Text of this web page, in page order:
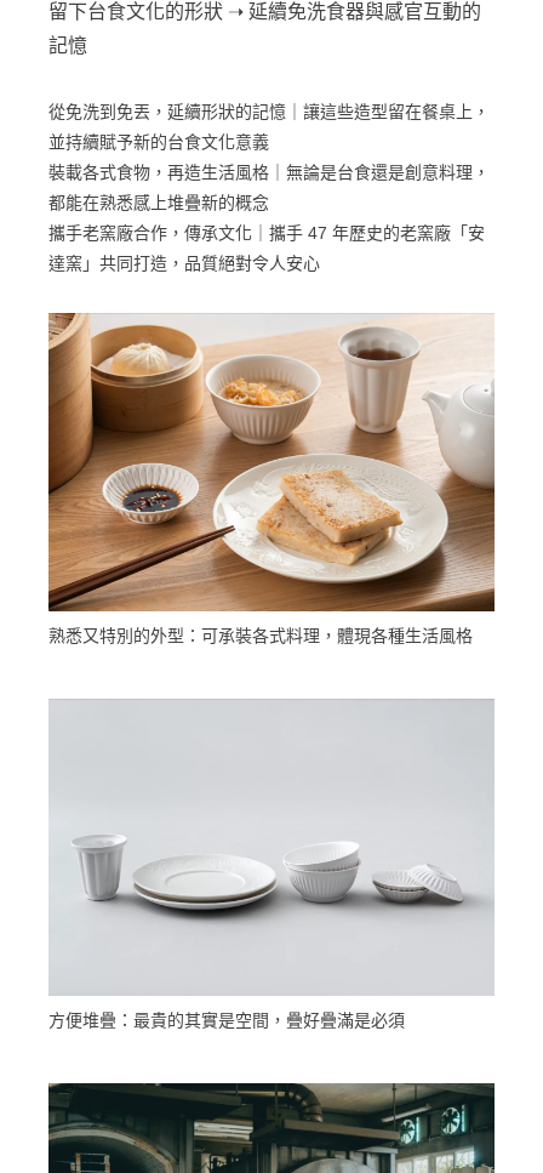
留下台食文化的形狀 ➝ 延續免洗食器與感官互動的
記憶
從免洗到免丟，延續形狀的記憶｜讓這些造型留在餐桌上，
並持續賦予新的台食文化意義
裝載各式食物，再造生活風格｜無論是台食還是創意料理，
都能在熟悉感上堆疊新的概念
攜手老窯廠合作，傳承文化｜攜手 47 年歷史的老窯廠「安
達窯」共同打造，品質絕對令人安心
熟悉又特別的外型：可承裝各式料理，體現各種生活風格
方便堆疊：最貴的其實是空間，疊好疊滿是必須